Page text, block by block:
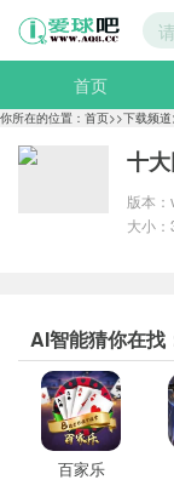
首页
你所在的位置： 首页>>下载频道
十
版本
大小
AI智能猜你在找
百家乐